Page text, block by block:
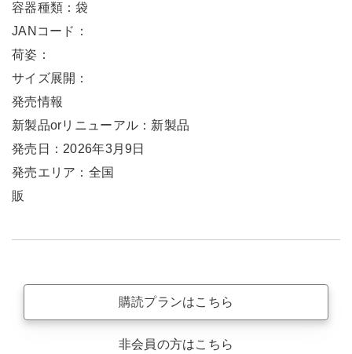
容器種類：袋
JANコード：
荷姿：
サイズ展開：
発売情報
新製品orリニューアル：新製品
発売日：2026年3月9日
発売エリア：全国
販
購読プランはこちら
非会員の方はこちら